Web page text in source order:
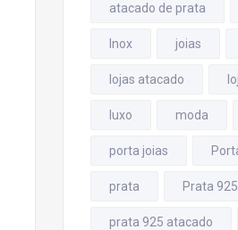
atacado de prata
Inox joias
lojas atacado
luxo moda
porta joias
prata Prata 925
prata 925 atacado